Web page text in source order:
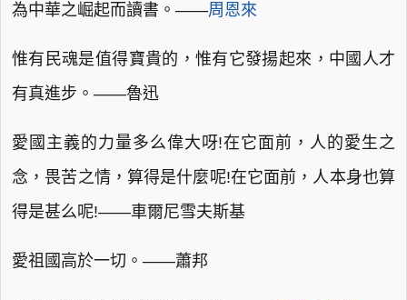
為中華之崛起而讀書。——周恩來
惟有民魂是值得寶貴的，惟有它發揚起來，中國人才
有真進步。——魯迅
愛國主義的力量多么偉大呀!在它面前，人的愛生之
念，畏苦之情，算得是什麼呢!在它面前，人本身也算
得是甚么呢!——車爾尼雪夫斯基
愛祖國高於一切。——蕭邦